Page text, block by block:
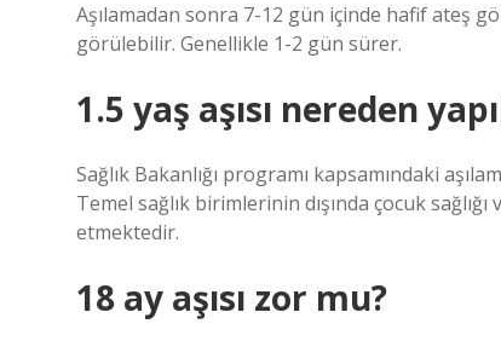
Aşılamadan sonra 7-12 gün içinde hafif ateş
görülebilir. Genellikle 1-2 gün sürer.
1.5 yaş aşısı nereden
Sağlık Bakanlığı programı kapsamındaki
Temel sağlık birimlerinin dışında çocuk
etmektedir.
18 ay aşısı zor mu?